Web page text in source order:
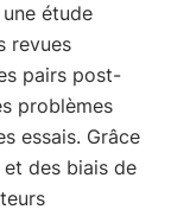
une étude
revues
pairs post-
problèmes
essais. Grâce
des biais de